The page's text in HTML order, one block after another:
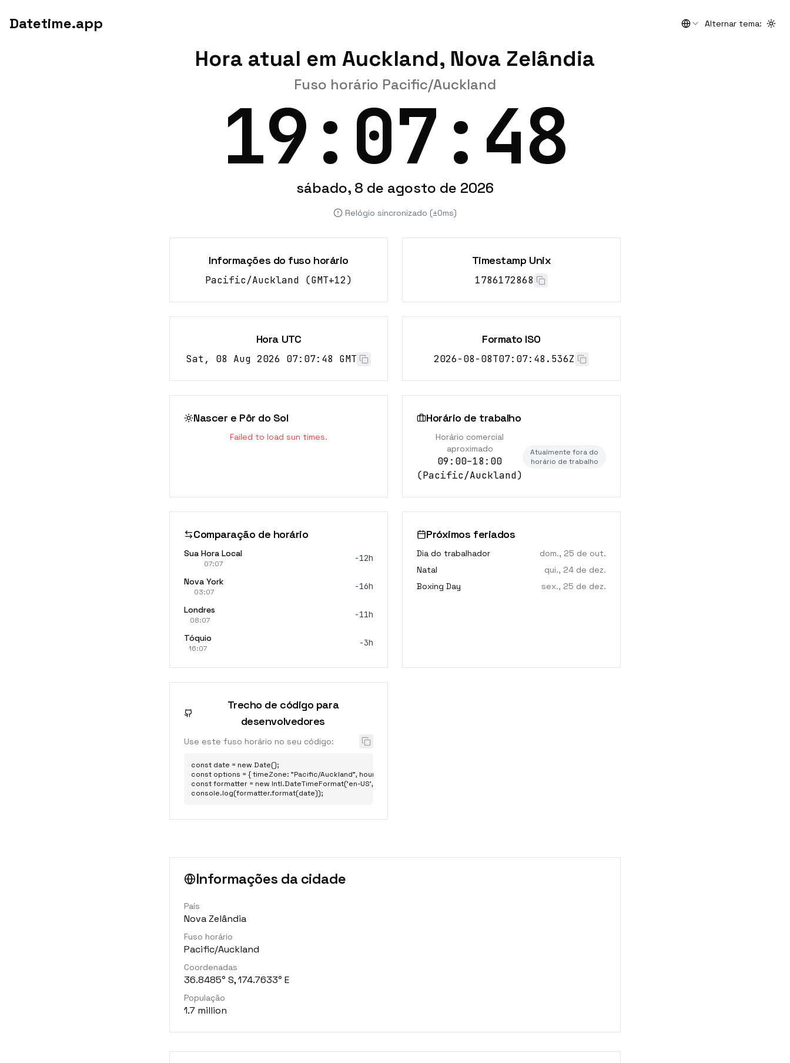
Datetime.app Alternar tema:
Hora atual em Auckland, Nova Zelândia
Fuso horário Pacific/Auckland
19:07:49
sábado, 8 de agosto de 2026
Relógio sincronizado (±0ms)
Informações do fuso horário
Pacific/Auckland (GMT+12)
Timestamp Unix
1786172869
Hora UTC
Sat, 08 Aug 2026 07:07:49 GMT
Formato ISO
2026-08-08T07:07:49.536Z
Nascer e Pôr do Sol
Failed to load sun times.
Horário de trabalho
Horário comercial
aproximado
09:00–18:00
(Pacific/Auckland)
Atualmente fora do
horário de trabalho
Comparação de horário
Sua Hora Local
07:07
-12h
Nova York
03:07
-16h
Londres
08:07
-11h
Tóquio
16:07
-3h
Próximos feriados
Dia do trabalhador
dom., 25 de out.
Natal
qui., 24 de dez.
Boxing Day
sex., 25 de dez.
Trecho de código para
desenvolvedores
Use este fuso horário no seu código:
const date = new Date();
const options = { timeZone: "Pacific/Auckland", hour: "2-digit", minute: "2-digit" };
const formatter = new Intl.DateTimeFormat('en-US', options);
console.log(formatter.format(date));
Informações da cidade
País
Nova Zelândia
Fuso horário
Pacific/Auckland
Coordenadas
36.8485° S, 174.7633° E
População
1.7 million